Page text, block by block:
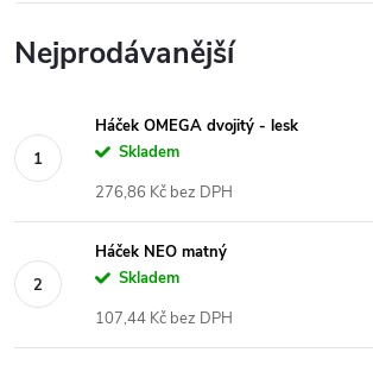
Nejprodávanější
Háček OMEGA dvojitý - lesk
Skladem
276,86 Kč bez DPH
Háček NEO matný
Skladem
107,44 Kč bez DPH